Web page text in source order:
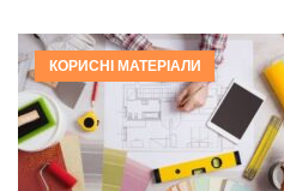
КОРИСНІ МАТЕРІАЛИ